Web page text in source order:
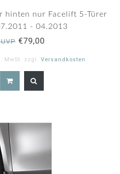
hinten nur Facelift 5-Türer
- 04.2013
€79,00
MwSt. zzgl. Versandkosten